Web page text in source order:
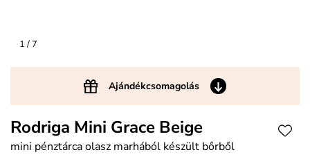
1/ 7
Ajándékcsomagolás
Rodriga Mini Grace Beige
mini pénztárca olasz marhából készült bőrből